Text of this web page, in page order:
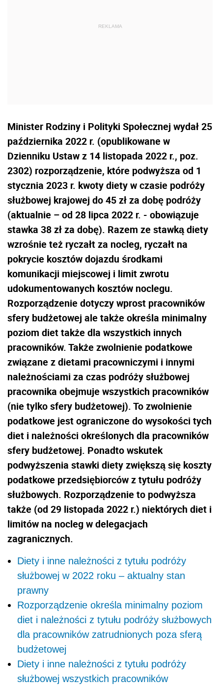
Minister Rodziny i Polityki Społecznej wydał 25
października 2022 r. (opublikowane w
Dzienniku Ustaw z 14 listopada 2022 r., poz.
2302) rozporządzenie, które podwyższa od 1
stycznia 2023 r. kwoty diety w czasie podróży
służbowej krajowej do 45 zł za dobę podróży
(aktualnie – od 28 lipca 2022 r. - obowiązuje
stawka 38 zł za dobę). Razem ze stawką diety
wzrośnie też ryczałt za nocleg, ryczałt na
pokrycie kosztów dojazdu środkami
komunikacji miejscowej i limit zwrotu
udokumentowanych kosztów noclegu.
Rozporządzenie dotyczy wprost pracowników
sfery budżetowej ale także określa minimalny
poziom diet także dla wszystkich innych
pracowników. Także zwolnienie podatkowe
związane z dietami pracowniczymi i innymi
należnościami za czas podróży służbowej
pracownika obejmuje wszystkich pracowników
(nie tylko sfery budżetowej). To zwolnienie
podatkowe jest ograniczone do wysokości tych
diet i należności określonych dla pracowników
sfery budżetowej. Ponadto wskutek
podwyższenia stawki diety zwiększą się koszty
podatkowe przedsiębiorców z tytułu podróży
służbowych. Rozporządzenie to podwyższa
także (od 29 listopada 2022 r.) niektórych diet i
limitów na nocleg w delegacjach
zagranicznych.
Diety i inne należności z tytułu podróży
służbowej w 2022 roku – aktualny stan
prawny
Rozporządzenie określa minimalny poziom
diet i należności z tytułu podróży służbowych
dla pracowników zatrudnionych poza sferą
budżetowej
Diety i inne należności z tytułu podróży
służbowej wszystkich pracowników